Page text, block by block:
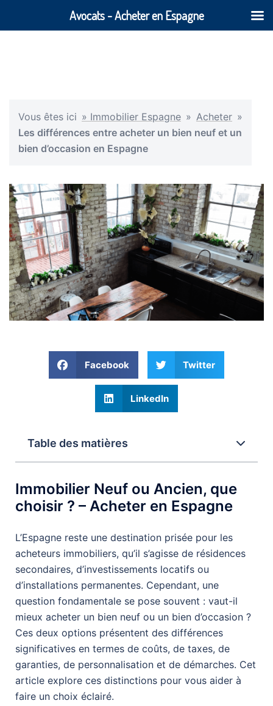
Vous êtes ici » Immobilier Espagne » Acheter »
Les différences entre acheter un bien neuf et un
bien d’occasion en Espagne
Facebook Twitter
LinkedIn
Table des matières
Immobilier Neuf ou Ancien, que
choisir ? – Acheter en Espagne
L’Espagne reste une destination prisée pour les
acheteurs immobiliers, qu’il s’agisse de résidences
secondaires, d’investissements locatifs ou
d’installations permanentes. Cependant, une
question fondamentale se pose souvent : vaut-il
mieux acheter un bien neuf ou un bien d’occasion ?
Ces deux options présentent des différences
significatives en termes de coûts, de taxes, de
garanties, de personnalisation et de démarches. Cet
article explore ces distinctions pour vous aider à
faire un choix éclairé.
Avocats - Acheter en Espagne